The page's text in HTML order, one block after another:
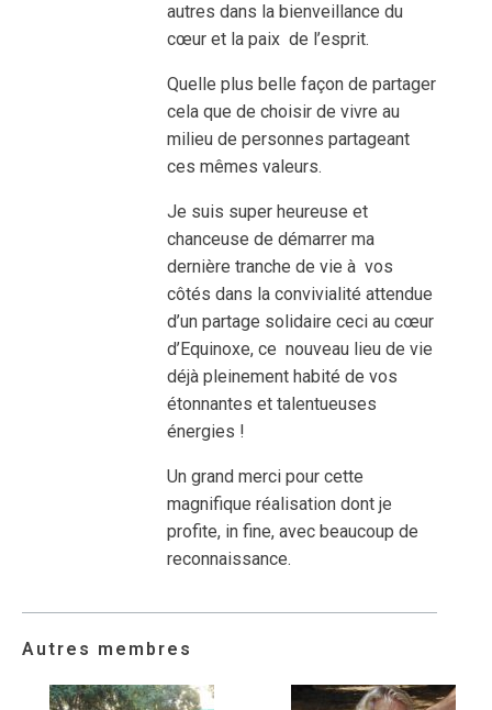
autres dans la bienveillance du
cœur et la paix de l’esprit.
Quelle plus belle façon de partager
cela que de choisir de vivre au
milieu de personnes partageant
ces mêmes valeurs.
Je suis super heureuse et
chanceuse de démarrer ma
dernière tranche de vie à vos
côtés dans la convivialité attendue
d’un partage solidaire ceci au cœur
d’Equinoxe, ce nouveau lieu de vie
déjà pleinement habité de vos
étonnantes et talentueuses
énergies !
Un grand merci pour cette
magnifique réalisation dont je
profite, in fine, avec beaucoup de
reconnaissance.
Autres membres